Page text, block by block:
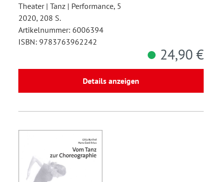
Theater | Tanz | Performance, 5
2020, 208 S.
Artikelnummer: 6006394
ISBN: 9783763962242
24,90 €
Details anzeigen